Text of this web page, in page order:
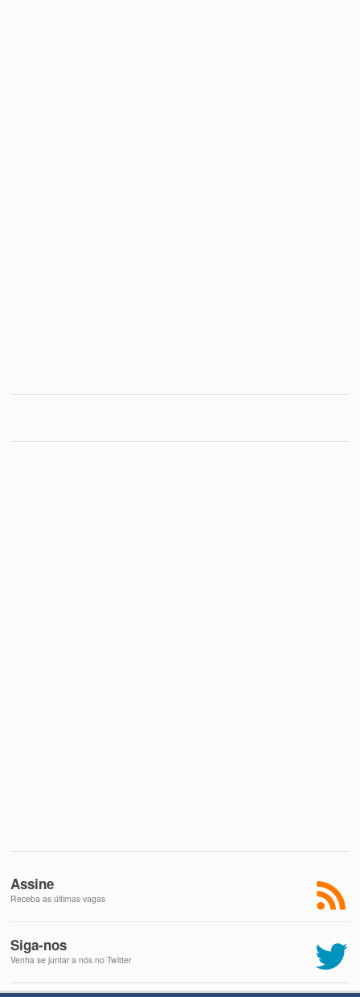
Assine
Receba as últimas vagas
Siga-nos
Venha se juntar a nós no Twitter